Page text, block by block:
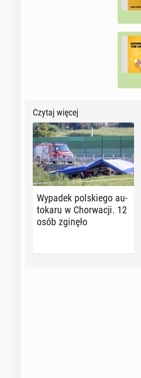
Czytaj więcej
Wypadek pol­skie­go au­
to­ka­ru w Chor­wa­cji. 12
osób zginęło